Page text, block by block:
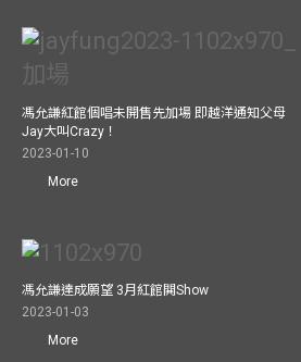
馮允謙紅館個唱未開售先加場 即越洋通知父母
Jay大叫Crazy！
2023-01-10
More
馮允謙達成願望 3月紅館閧Show
2023-01-03
More